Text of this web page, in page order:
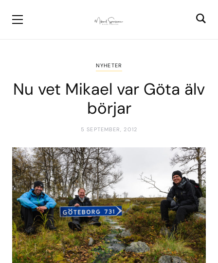
NYHETER
Nu vet Mikael var Göta älv
börjar
5 SEPTEMBER, 2012